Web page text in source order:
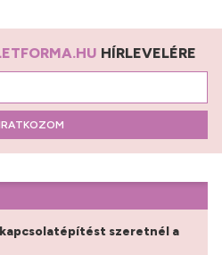
HÍRLEVELÉRE
szeretnél a